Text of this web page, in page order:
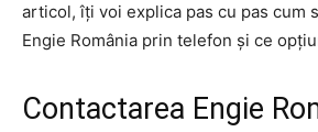
articol, îți voi explica pas cu pas cum
Engie România prin telefon și ce
Contactarea Engie